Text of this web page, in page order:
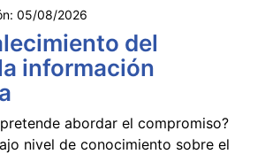
05/08/2026
del
información
abordar el compromiso?
nivel de conocimiento sobre el